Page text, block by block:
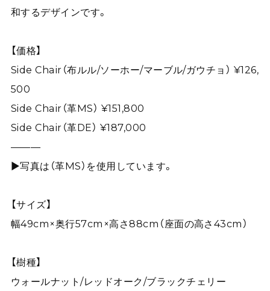
和するデザインです。
【価格】
Side Chair（布ルル/ソーホー/マーブル/ガウチョ） ¥126,
500
Side Chair（革MS） ¥151,800
Side Chair（革DE） ¥187,000
———
▶写真は（革MS）を使用しています。
【サイズ】
幅49cm×奥行57cm×高さ88cm（座面の高さ43cm）
【樹種】
ウォールナット/レッドオーク/ブラックチェリー